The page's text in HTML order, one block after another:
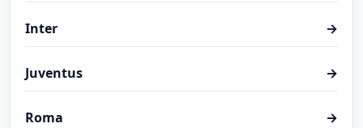
Inter →
Juventus →
Roma →